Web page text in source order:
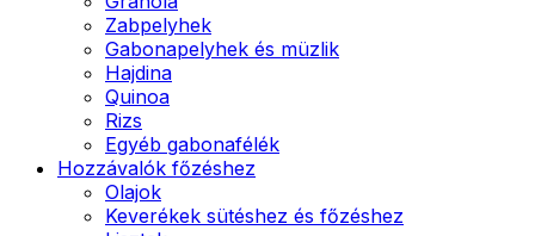
Zabpelyhek
Gabonapelyhek és müzlik
Hajdina
Quinoa
Rizs
Egyéb gabonafélék
Hozzávalók főzéshez
Olajok
Keverékek sütéshez és főzéshez